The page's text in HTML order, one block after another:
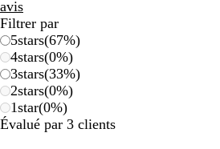
avis
Filtrer par
5stars(67%)
4stars(0%)
3stars(33%)
2stars(0%)
1star(0%)
Évalué par 3 clients